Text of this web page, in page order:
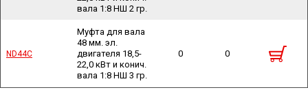
вала 1:8 НШ 2 гр.
ND44C
Муфта для вала
48 мм. эл.
двигателя 18,5-
22,0 кВт и конич.
вала 1:8 НШ 3 гр.
0 0
ND44C